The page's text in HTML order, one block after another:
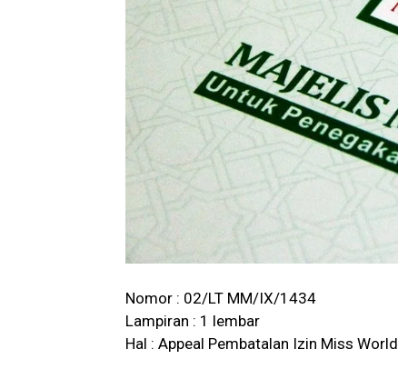
Nomor : 02/LT MM/IX/1434
Lampiran : 1 lembar
Hal : Appeal Pembatalan Izin Miss World